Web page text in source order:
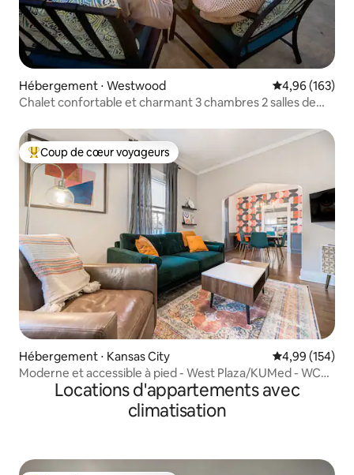
Hébergement ⋅ Westwood Évaluation
4,96 (163)
Chalet confortable et charmant 3 chambres 2 salles de
Coups de cœur voyageurs les plus appréciés
Coup de cœur voyageurs
Hébergement ⋅ Kansas City Évaluation
4,99 (154)
Moderne et accessible à pied - West Plaza/KUMed - WC
Locations d'appartements avec
climatisation